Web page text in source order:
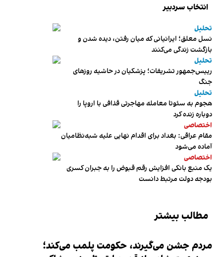
انتخاب سردبیر
تحلیل
نسل معلق؛ ایرانیانی که میان رفتن، دیده شدن و
بازگشت زندگی می‌کنند
تحلیل
رییس‌جمهور تشریفات؛ پزشکیان در حاشیه روزهای
جنگ
تحلیل
هجوم به سئوتا معامله مهاجرتی قذافی با اروپا را
دوباره زنده کرد
اختصاصی
مقام عراقی: بغداد برای اقدام نهایی علیه شبه‌نظامیان
آماده می‌شود
اختصاصی
یک منبع بانکی افزایش رقم قبوض را به جبران کسری
بودجه دولت مرتبط دانست
مطالب بیشتر
مردم جشن می‌گیرند، حکومت پلمب می‌کند؛